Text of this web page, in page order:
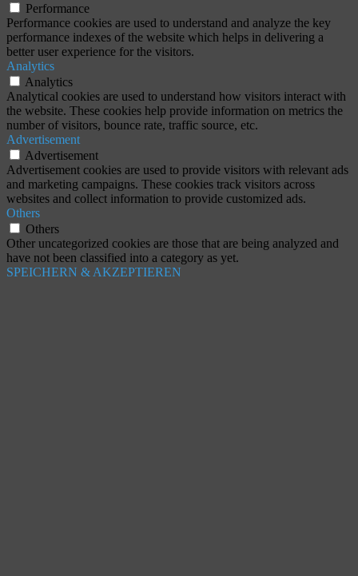
Performance
Performance cookies are used to understand and analyze the key
performance indexes of the website which helps in delivering a
better user experience for the visitors.
Analytics
Analytics
Analytical cookies are used to understand how visitors interact with
the website. These cookies help provide information on metrics the
number of visitors, bounce rate, traffic source, etc.
Advertisement
Advertisement
Advertisement cookies are used to provide visitors with relevant ads
and marketing campaigns. These cookies track visitors across
websites and collect information to provide customized ads.
Others
Others
Other uncategorized cookies are those that are being analyzed and
have not been classified into a category as yet.
SPEICHERN & AKZEPTIEREN